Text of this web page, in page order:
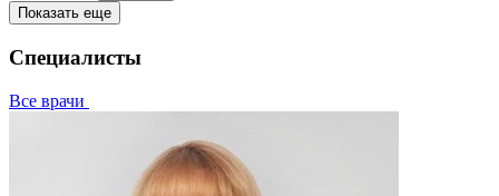
Показать еще
Специалисты
Все врачи